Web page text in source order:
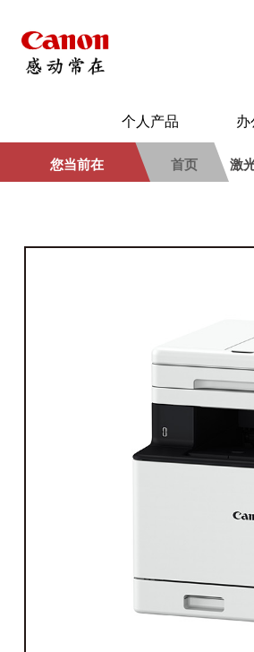
个人产品
您当前在 首页 激